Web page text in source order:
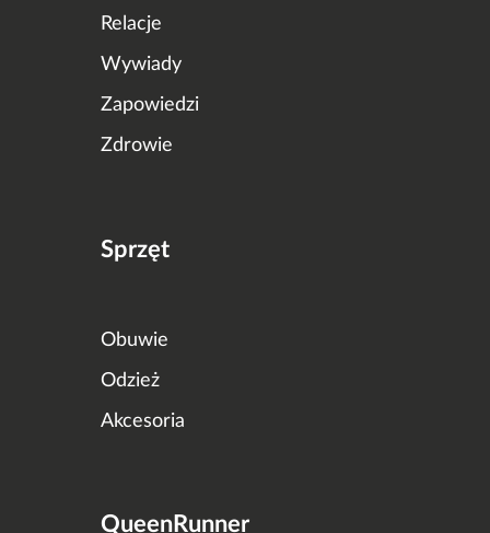
Relacje
Wywiady
Zapowiedzi
Zdrowie
Sprzęt
Obuwie
Odzież
Akcesoria
QueenRunner